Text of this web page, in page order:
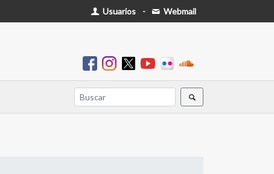
Usuarios - Webmail